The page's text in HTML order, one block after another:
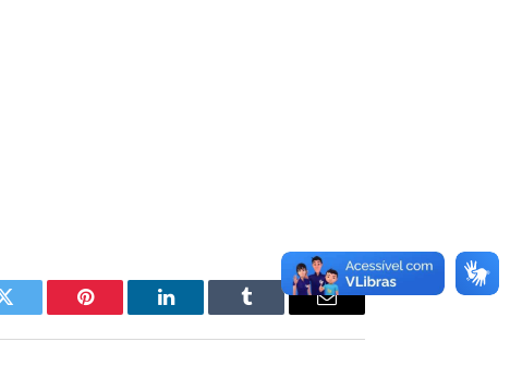
Twitter Pinterest LinkedIn Tumblr
E-